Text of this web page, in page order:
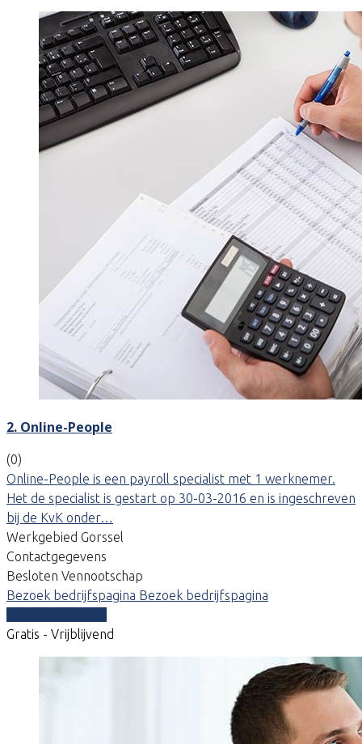
2. Online-People
(0)
Online-People is een payroll specialist met 1 werknemer.
Het de specialist is gestart op 30-03-2016 en is ingeschreven
bij de KvK onder…
Werkgebied Gorssel
Contactgegevens
Besloten Vennootschap
Bezoek bedrijfspagina Bezoek bedrijfspagina
Gratis - Vrijblijvend